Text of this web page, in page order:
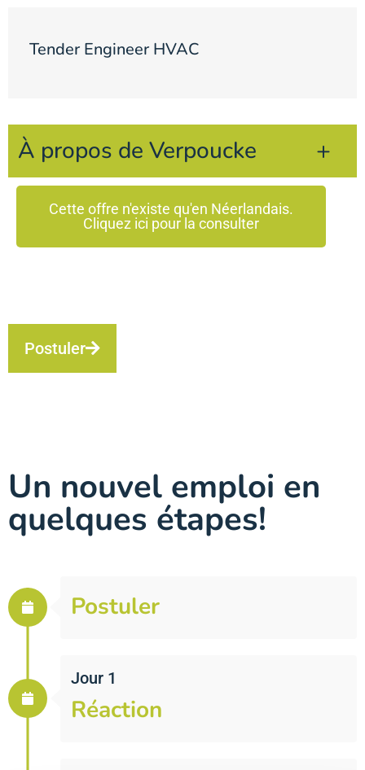
Tender Engineer HVAC
À propos de Verpoucke
Cette offre n'existe qu'en Néerlandais.
Cliquez ici pour la consulter
Postuler
Un nouvel emploi en
quelques étapes!
Postuler
Jour 1
Réaction